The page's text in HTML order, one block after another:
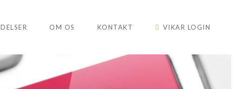
OM OS KONTAKT VIKAR LOGIN